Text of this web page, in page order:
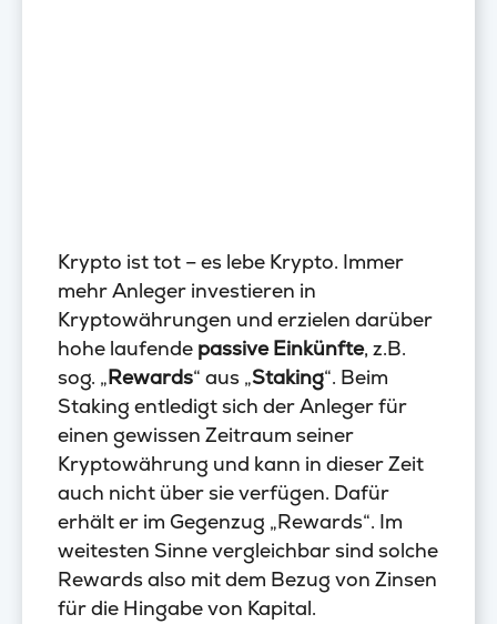
Krypto ist tot – es lebe Krypto. Immer
mehr Anleger investieren in
Kryptowährungen und erzielen darüber
hohe laufende passive Einkünfte, z.B.
sog. „Rewards“ aus „Staking“. Beim
Staking entledigt sich der Anleger für
einen gewissen Zeitraum seiner
Kryptowährung und kann in dieser Zeit
auch nicht über sie verfügen. Dafür
erhält er im Gegenzug „Rewards“. Im
weitesten Sinne vergleichbar sind solche
Rewards also mit dem Bezug von Zinsen
für die Hingabe von Kapital.